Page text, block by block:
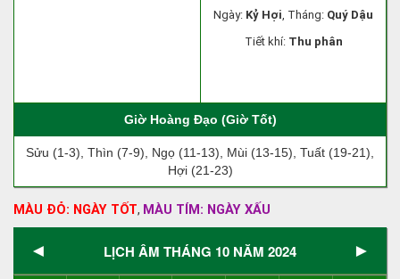
Ngày: Kỷ Hợi, Tháng: Quý Dậu
Tiết khí: Thu phân
Giờ Hoàng Đạo (Giờ Tốt)
Sửu (1-3), Thìn (7-9), Ngọ (11-13), Mùi (13-15), Tuất (19-21),
Hợi (21-23)
MÀU ĐỎ: NGÀY TỐT, MÀU TÍM: NGÀY XẤU
◄ LỊCH ÂM THÁNG 10 NĂM 2024 ►